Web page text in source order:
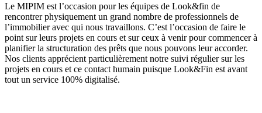
Le MIPIM est l’occasion pour les équipes de Look&fin de
rencontrer physiquement un grand nombre de professionnels de
l’immobilier avec qui nous travaillons. C’est l’occasion de faire le
point sur leurs projets en cours et sur ceux à venir pour commencer à
planifier la structuration des prêts que nous pouvons leur accorder.
Nos clients apprécient particulièrement notre suivi régulier sur les
projets en cours et ce contact humain puisque Look&Fin est avant
tout un service 100% digitalisé.